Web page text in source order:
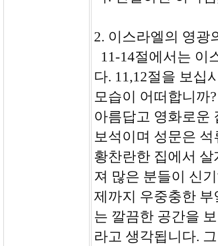
2. 이스라엘의 영광
11-14절에서는 이
다. 11,12절을 보십
모습이 어떠합니까
아름답고 영화로운
보석이며 성문은
황찬란한 집에서
져 많은 분들이 신
제까지 우중충한
는 깔끔한 공간을
라고 생각됩니다.